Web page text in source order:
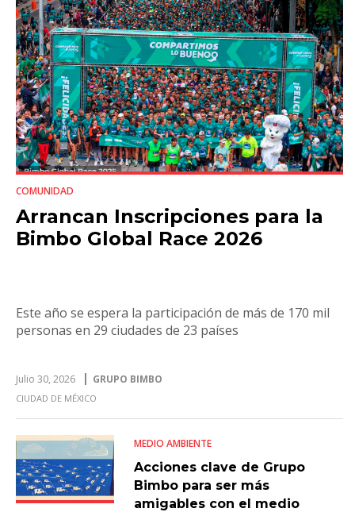
COMUNIDAD
Arrancan Inscripciones para la
Bimbo Global Race 2026
Este año se espera la participación de más de 170 mil
personas en 29 ciudades de 23 países
Julio 30, 2026 GRUPO BIMBO
CIUDAD DE MÉXICO
MEDIO AMBIENTE
Acciones clave de Grupo
Bimbo para ser más
amigables con el medio